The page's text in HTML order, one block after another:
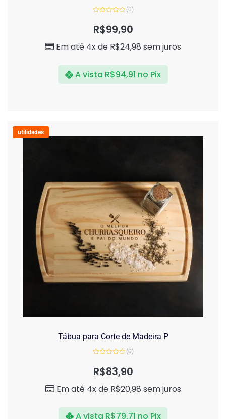
de
(0)
R$99,90
Em até 4x de R$24,98 sem juros
A vista R$94,91 no Pix
utilidades
Tábua para Corte de Madeira P
de
(0)
R$83,90
Em até 4x de R$20,98 sem juros
A vista R$79,71 no Pix